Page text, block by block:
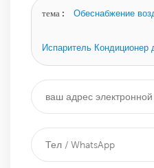
только сможем.
тема : Обеснабжение
Испаритель Кондиционер